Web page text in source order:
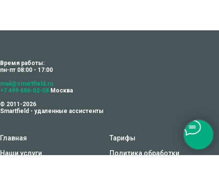
Время работы:
пн-пт 08:00 - 17:00
mail@smartfield.ru
+7 499 686-02-08 Москва
© 2011-2026
Smartfield - удаленные ассистенты
Главная
Наши услуги
Тарифы
Политика обработки